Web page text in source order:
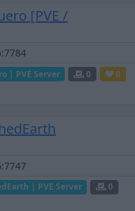
[PVE /
| PVE Server 0
0
| PVE Server
0